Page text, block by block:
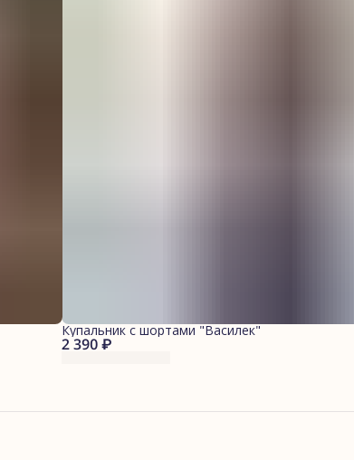
2 390 ₽
Купальник с шортами "Василек"